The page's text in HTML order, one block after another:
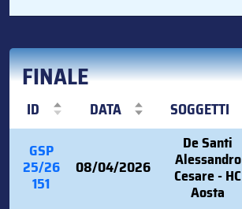
FINALE
ID DATA SOGGETTI
GSP
25/26
151
08/04/2026
De Santi
Alessandro
Cesare - HC
Aosta